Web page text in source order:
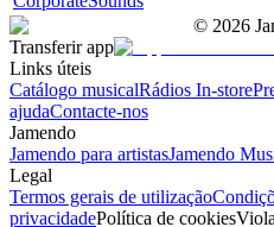
© 2026
Transferir app
Links úteis
Catálogo musicalRádios In-store
ajudaContacte-nos
Jamendo
Jamendo para artistasJamendo
Legal
Termos gerais de utilização
privacidadePolítica de cookies